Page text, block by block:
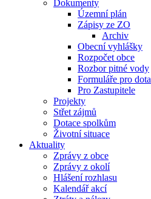
Dokumenty
Územní plán
Zápisy ze ZO
Archiv
Obecní vyhlášky
Rozpočet obce
Rozbor pitné vody
Formuláře pro
Pro Zastupitele
Projekty
Střet zájmů
Dotace spolkům
Životní situace
Aktuality
Zprávy z obce
Zprávy z okolí
Hlášení rozhlasu
Kalendář akcí